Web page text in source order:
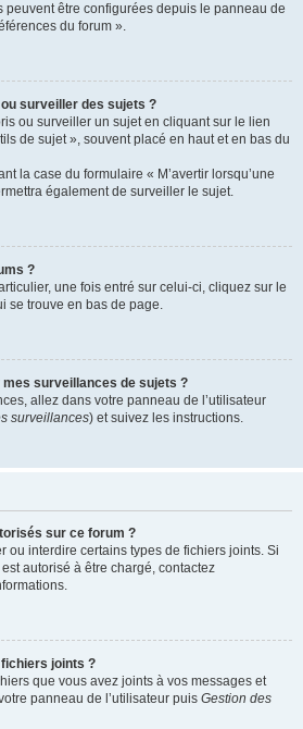
peuvent être configurées depuis le panneau de
du forum ».
surveiller des sujets ?
ou surveiller un sujet en cliquant sur le lien
de sujet », souvent placé en haut et en bas du
la case du formulaire « M’avertir lorsqu’une
également de surveiller le sujet.
?
une fois entré sur celui-ci, cliquez sur le
se trouve en bas de page.
surveillances de sujets ?
allez dans votre panneau de l’utilisateur
surveillances) et suivez les instructions.
sur ce forum ?
ou interdire certains types de fichiers joints. Si
autorisé à être chargé, contactez
joints ?
que vous avez joints à vos messages et
panneau de l’utilisateur puis Gestion des